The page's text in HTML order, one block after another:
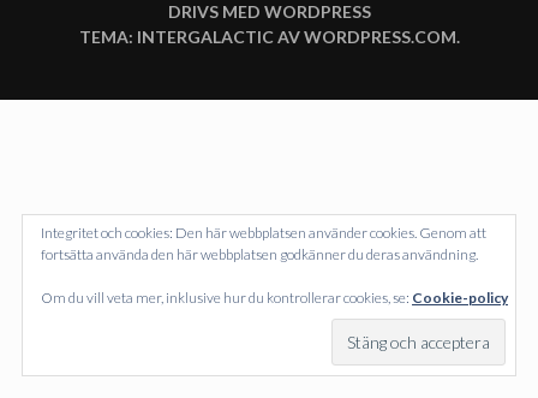
DRIVS MED WORDPRESS
TEMA: INTERGALACTIC AVWORDPRESS.COM.
Integritet och cookies: Den här webbplatsen använder cookies. Genom att
fortsätta använda den här webbplatsen godkänner du deras användning.
Om du vill veta mer, inklusive hur du kontrollerar cookies, se: Cookie-policy